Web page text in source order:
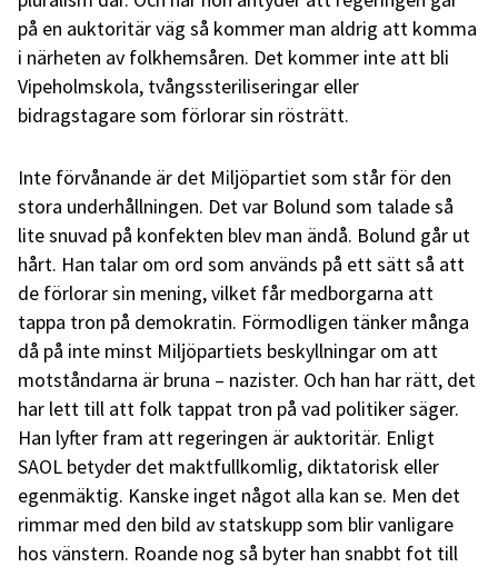
på en auktoritär väg så kommer man aldrig att komma
i närheten av folkhemsåren. Det kommer inte att bli
Vipeholmskola, tvångssteriliseringar eller
bidragstagare som förlorar sin rösträtt.
Inte förvånande är det Miljöpartiet som står för den
stora underhållningen. Det var Bolund som talade så
lite snuvad på konfekten blev man ändå. Bolund går ut
hårt. Han talar om ord som används på ett sätt så att
de förlorar sin mening, vilket får medborgarna att
tappa tron på demokratin. Förmodligen tänker många
då på inte minst Miljöpartiets beskyllningar om att
motståndarna är bruna – nazister. Och han har rätt, det
har lett till att folk tappat tron på vad politiker säger.
Han lyfter fram att regeringen är auktoritär. Enligt
SAOL betyder det maktfullkomlig, diktatorisk eller
egenmäktig. Kanske inget något alla kan se. Men det
rimmar med den bild av statskupp som blir vanligare
hos vänstern. Roande nog så byter han snabbt fot till